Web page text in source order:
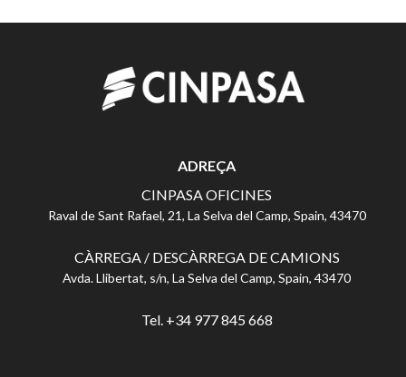
ADREÇA
CINPASA OFICINES
Raval de Sant Rafael, 21, La Selva del Camp, Spain, 43470
CÀRREGA / DESCÀRREGA DE CAMIONS
Avda. Llibertat, s/n, La Selva del Camp, Spain, 43470
Tel. +34 977 845 668